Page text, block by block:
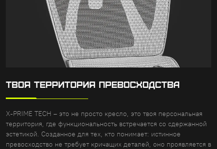
ТВОЯ ТЕРРИТОРИЯ ПРЕВОСХОДСТВА
X-PRIME TECH – это не просто кресло, это твоя персональная
территория, где функциональность встречается со сдержанной
эстетикой. Созданное для тех, кто понимает: истинное
превосходство не требует кричащих деталей, оно проявляется в